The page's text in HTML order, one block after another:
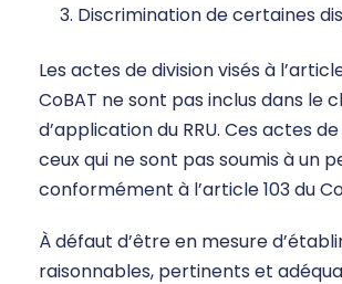
Discrimination de certaines
Les actes de division visés à
CoBAT ne sont pas inclus dans le
d’application du RRU. Ces actes
ceux qui ne sont pas soumis à un
conformément à l’article 103 du
À défaut d’être en mesure
raisonnables, pertinents et